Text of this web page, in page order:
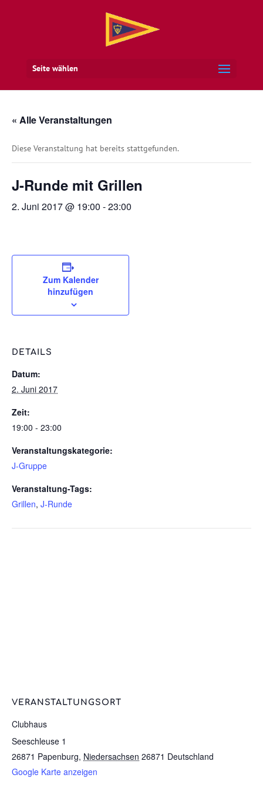
Seite wählen
« Alle Veranstaltungen
Diese Veranstaltung hat bereits stattgefunden.
J-Runde mit Grillen
2. Juni 2017 @ 19:00 -23:00
Zum Kalender
hinzufügen
DETAILS
Datum:
2. Juni 2017
Zeit:
19:00 - 23:00
Veranstaltungskategorie:
J-Gruppe
Veranstaltung-Tags:
Grillen, J-Runde
VERANSTALTUNGSORT
Clubhaus
Seeschleuse 1
26871 Papenburg, Niedersachsen 26871 Deutschland
Google Karte anzeigen